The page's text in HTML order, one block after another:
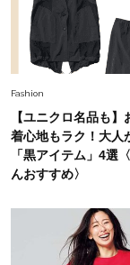
選
Fashion
【ユニクロ名品も】
着心地もラク！大人
「黒アイテム」4選
んおすすめ〉